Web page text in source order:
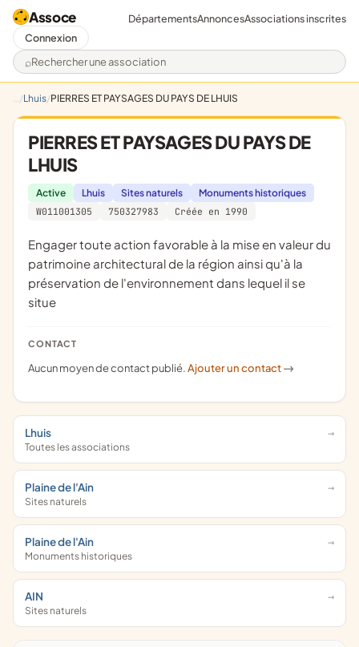
Assoce
Rechercher une association
DépartementsAnnoncesAssociations inscrites
Connexion
Lhuis PIERRES ET PAYSAGES DU PAYS DE LHUIS
PIERRES ET PAYSAGES DU PAYS DE
LHUIS
Active Lhuis Sites naturels
Monuments historiques
W011001305
750327983 Créée en 1990
engager toute action favorable à la mise en valeur du
patrimoine architectural de la région ainsi qu'à la
préservation de l'environnement dans lequel il se
situe
CONTACT
Aucun moyen de contact publié.Ajouter un contact ->
Lhuis
Toutes les associations
Plaine de l'Ain
Sites naturels
Plaine de l'Ain
Monuments historiques
AIN
Sites naturels